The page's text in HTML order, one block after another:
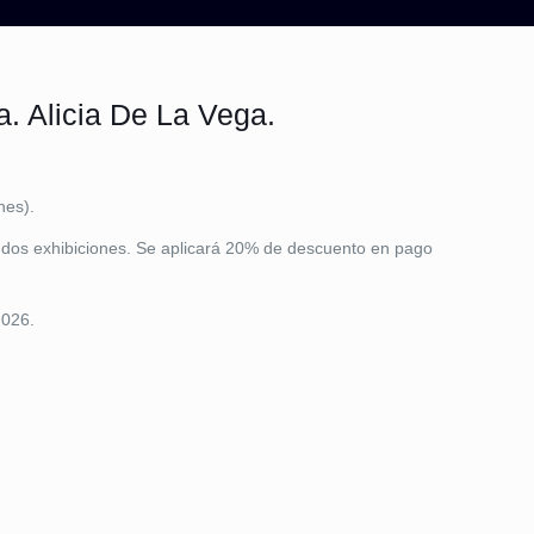
Alicia De La Vega.
exhibiciones. Se aplicará 20% de descuento en pago